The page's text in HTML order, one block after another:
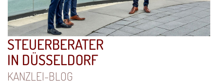
STEUERBERATER
IN DÜSSELDORF
KANZLEI-BLOG